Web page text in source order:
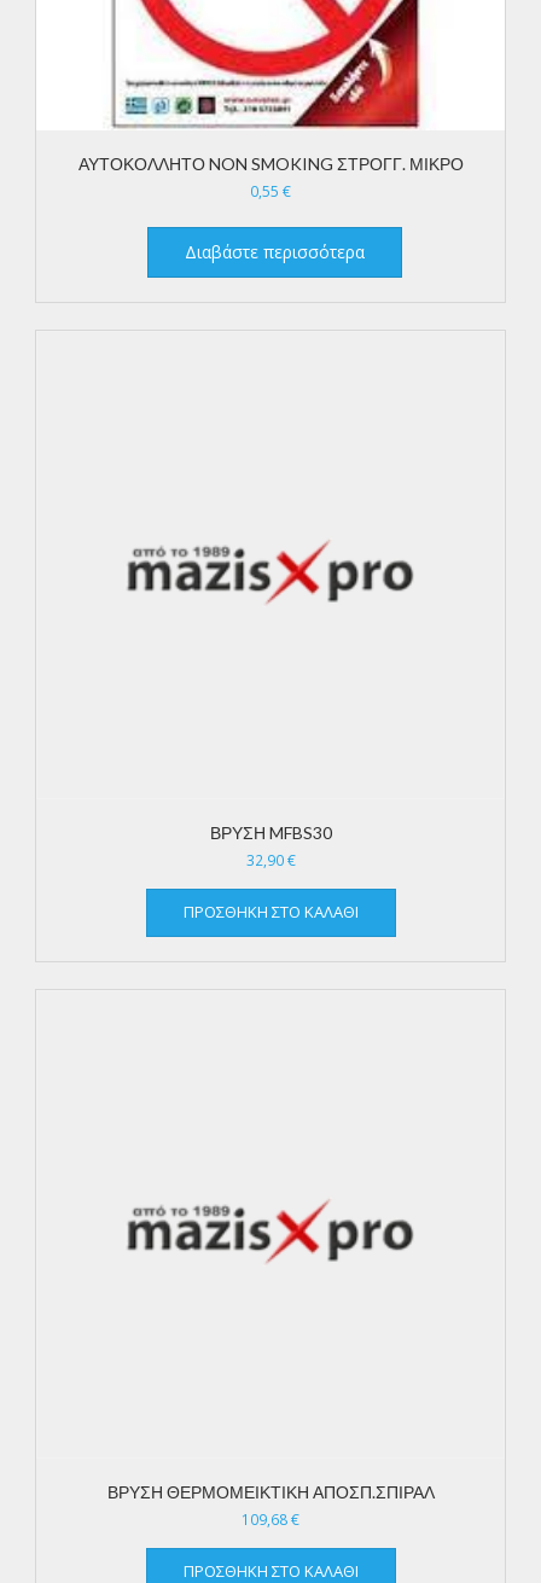
ΑΥΤΟΚΟΛΛΗΤΟ NON SMOKING ΣΤΡΟΓΓ. ΜΙΚΡΟ
0,55 €
Διαβάστε περισσότερα
ΒΡΥΣΗ MFBS30
32,90€
ΠΡΟΣΘΉΚΗ ΣΤΟ ΚΑΛΆΘΙ
ΒΡΥΣΗ ΘΕΡΜΟΜΕΙΚΤΙΚΗ ΑΠΟΣΠ.ΣΠΙΡΑΛ
109,68€
ΠΡΟΣΘΉΚΗ ΣΤΟ ΚΑΛΆΘΙ